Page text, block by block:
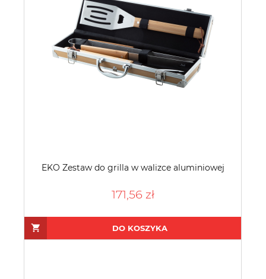
EKO Zestaw do grilla w walizce aluminiowej
171,56 zł
DO KOSZYKA